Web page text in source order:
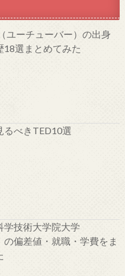
ユーチューバー）の出身
18選まとめてみた
るべきTED10選
学技術大学院大学
の偏差値・就職・学費をま